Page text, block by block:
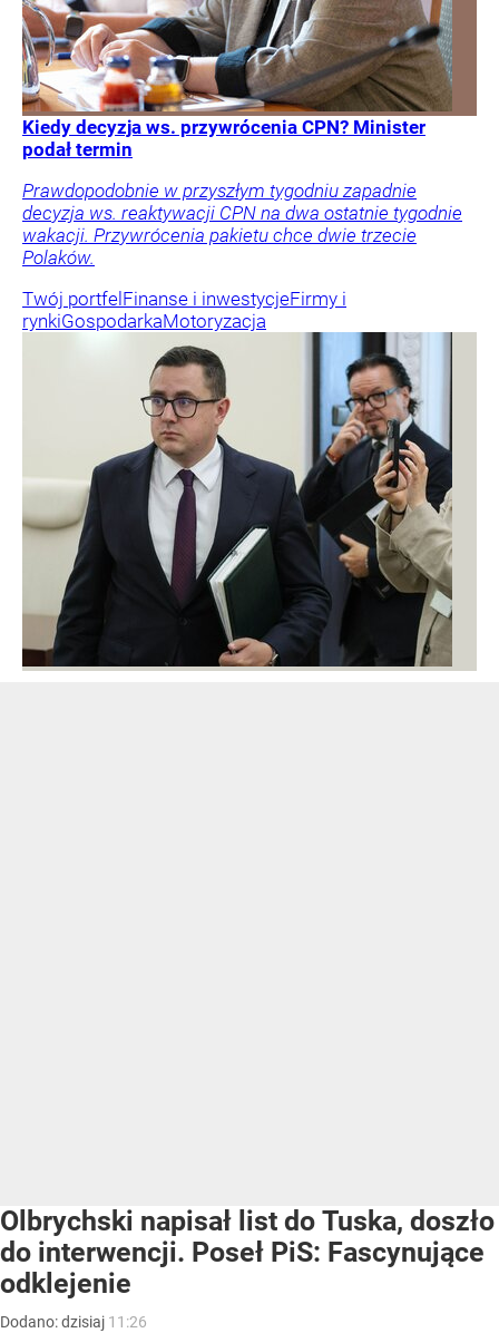
Kiedy decyzja ws. przywrócenia CPN? Minister
podał termin
Prawdopodobnie w przyszłym tygodniu zapadnie
decyzja ws. reaktywacji CPN na dwa ostatnie tygodnie
wakacji. Przywrócenia pakietu chce dwie trzecie
Polaków.
Twój portfel Finanse i inwestycjeFirmy i
rynkiGospodarkaMotoryzacja
Olbrychski napisał list do Tuska, doszło
do interwencji. Poseł PiS: Fascynujące
odklejenie
Dodano:dzisiaj 11:26